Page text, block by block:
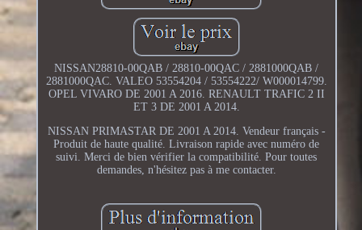
NISSAN28810-00QAB / 28810-00QAC / 2881000QAB /
2881000QAC. VALEO 53554204 / 53554222/ W000014799.
OPEL VIVARO DE 2001 A 2016. RENAULT TRAFIC 2 II
ET 3 DE 2001 A 2014.
NISSAN PRIMASTAR DE 2001 A 2014. Vendeur français -
Produit de haute qualité. Livraison rapide avec numéro de
suivi. Merci de bien vérifier la compatibilité. Pour toutes
demandes, n'hésitez pas à me contacter.